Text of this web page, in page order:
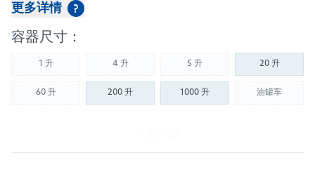
更多详情 ?
容器尺寸：
1 升(Not available) 4 升(Not available) 5 升(Not available) 20 升
60 升(Not available) 200 升 1000 升 油罐车
(Not